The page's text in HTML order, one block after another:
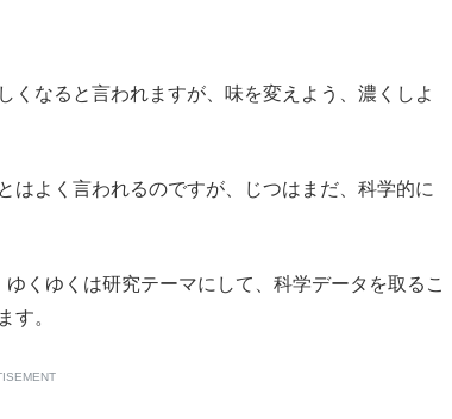
なると言われますが、味を変えよう、濃くしよ
よく言われるのですが、じつはまだ、科学的に
くゆくは研究テーマにして、科学データを取るこ
す。